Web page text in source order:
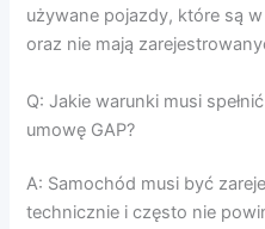
używane pojazdy, które są
oraz nie mają
Q: Jakie warunki musi
umowę GAP?
A: Samochód musi być
technicznie i często nie